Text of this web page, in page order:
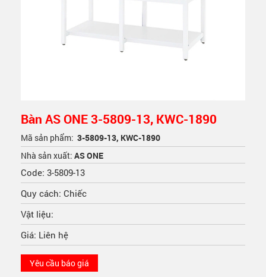
Bàn AS ONE 3-5809-13, KWC-1890
Mã sản phẩm: 3-5809-13, KWC-1890
Nhà sản xuất: AS ONE
Code: 3-5809-13
Quy cách: Chiếc
Vật liệu:
Giá: Liên hệ
Yêu cầu báo giá